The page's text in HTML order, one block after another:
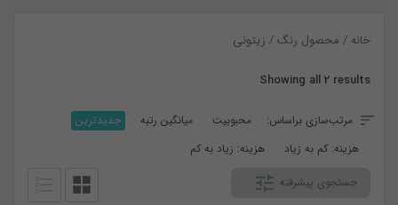
خانه / محصول رنگ / زیتونی
Showing all 2 results
مرتب‌سازی براساس: محبوبیت میانگین رتبه
جدیدترین
هزینه: کم به زیاد
هزینه: زیاد به کم
جستجوی پیشرفته